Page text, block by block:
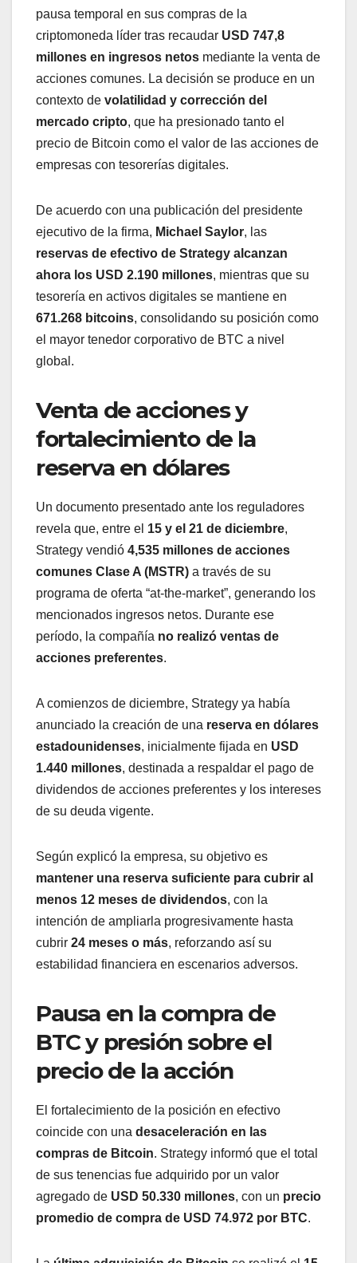
pausa temporal en sus compras de la
criptomoneda líder tras recaudar USD 747,8
millones en ingresos netos mediante la venta de
acciones comunes. La decisión se produce en un
contexto de volatilidad y corrección del
mercado cripto, que ha presionado tanto el
precio de Bitcoin como el valor de las acciones de
empresas con tesorerías digitales.
De acuerdo con una publicación del presidente
ejecutivo de la firma, Michael Saylor, las
reservas de efectivo de Strategy alcanzan
ahora los USD 2.190 millones, mientras que su
tesorería en activos digitales se mantiene en
671.268 bitcoins, consolidando su posición como
el mayor tenedor corporativo de BTC a nivel
global.
Venta de acciones y
fortalecimiento de la
reserva en dólares
Un documento presentado ante los reguladores
revela que, entre el 15 y el 21 de diciembre,
Strategy vendió 4,535 millones de acciones
comunes Clase A (MSTR) a través de su
programa de oferta “at-the-market”, generando los
mencionados ingresos netos. Durante ese
período, la compañía no realizó ventas de
acciones preferentes.
A comienzos de diciembre, Strategy ya había
anunciado la creación de una reserva en dólares
estadounidenses, inicialmente fijada en USD
1.440 millones, destinada a respaldar el pago de
dividendos de acciones preferentes y los intereses
de su deuda vigente.
Según explicó la empresa, su objetivo es
mantener una reserva suficiente para cubrir al
menos 12 meses de dividendos, con la
intención de ampliarla progresivamente hasta
cubrir 24 meses o más, reforzando así su
estabilidad financiera en escenarios adversos.
Pausa en la compra de
BTC y presión sobre el
precio de la acción
El fortalecimiento de la posición en efectivo
coincide con una desaceleración en las
compras de Bitcoin. Strategy informó que el total
de sus tenencias fue adquirido por un valor
agregado de USD 50.330 millones, con un precio
promedio de compra de USD 74.972 por BTC.